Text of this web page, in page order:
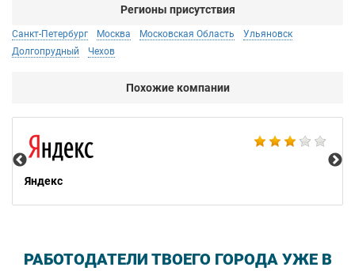
Регионы присутствия
Санкт-Петербург Москва Московская Область
Ульяновск
Долгопрудный
Чехов
Похожие компании
Яндекс
РАБОТОДАТЕЛИ ТВОЕГО ГОРОДА УЖЕ В